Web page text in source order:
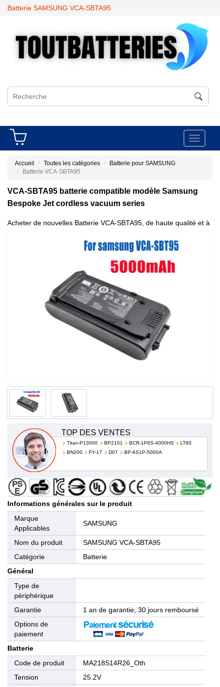
Batterie SAMSUNG VCA-SBTA95
Toggle
Accueil Toutes les catégories
Batterie pour SAMSUNG
Batterie VCA-SBTA95
VCA-SBTA95 batterie compatible modèle Samsung
Bespoke Jet cordless vacuum series
Acheter de nouvelles Batterie VCA-SBTA95, de haute qualité et à
TOP DES VENTES
Titan-P13000 BP2101 BCR-1P6S-4000HS
LT60
BN200
FY-17 D07 BP-6S1P-5000A
Informations générales sur le produit
Marque
Applicables
SAMSUNG
Nom du produit
SAMSUNG VCA-SBTA95
Catégorie
Batterie
Général
Type de
périphérique
Garantie
1 an de garantie, 30 jours remboursé
Options de
paiement
Batterie
Code de produit
MA218S14R26_Oth
Tension
25.2V